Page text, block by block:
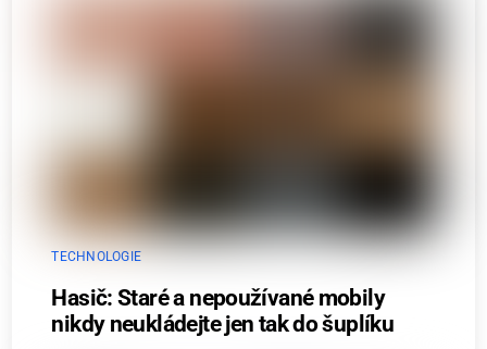
TECHNOLOGIE
Hasič: Staré a nepoužívané mobily
nikdy neukládejte jen tak do šuplíku